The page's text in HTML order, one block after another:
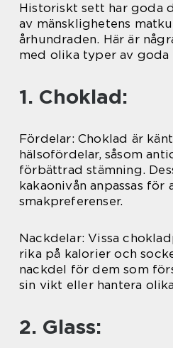
Historiskt sett har goda
av mänsklighetens
århundraden. Här är
med olika typer av goda
1. Choklad:
Fördelar: Choklad är
hälsofördelar, såsom
förbättrad stämning.
kakaonivån anpassas för
smakpreferenser.
Nackdelar: Vissa
rika på kalorier och
nackdel för dem som
sin vikt eller hantera
2. Glass: